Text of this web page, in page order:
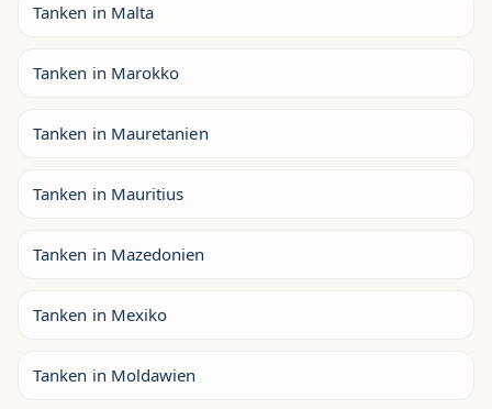
Tanken in Malta
Tanken in Marokko
Tanken in Mauretanien
Tanken in Mauritius
Tanken in Mazedonien
Tanken in Mexiko
Tanken in Moldawien